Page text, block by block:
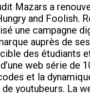
Mazars a
and Foolish.
une campagne
auprès de
des étudiants
web série de
et la
youtubeurs. La